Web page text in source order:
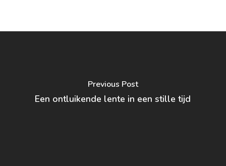
Previous Post
Een ontluikende lente in een stille tijd